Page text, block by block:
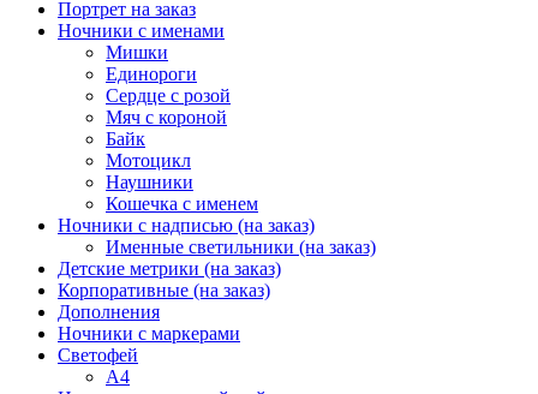
Портрет на заказ
Ночники с именами
Мишки
Единороги
Сердце с розой
Мяч с короной
Байк
Мотоцикл
Наушники
Кошечка с именем
Ночники с надписью (на заказ)
Именные светильники (на заказ)
Детские метрики (на заказ)
Корпоративные (на заказ)
Дополнения
Ночники с маркерами
Светофей
А4